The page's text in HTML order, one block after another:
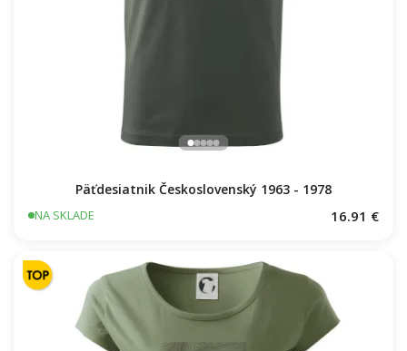
Päťdesiatnik Československý 1963 - 1978
NA SKLADE 16.91 €